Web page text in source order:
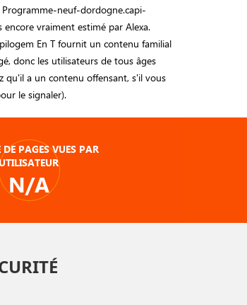
neuf-dordogne.capi-
vraiment estimé par Alexa.
En T fournit un contenu familial
donc les utilisateurs de tous âges
qu'il a un contenu offensant, s'il vous
le signaler).
PAGES VUES PAR
N/A